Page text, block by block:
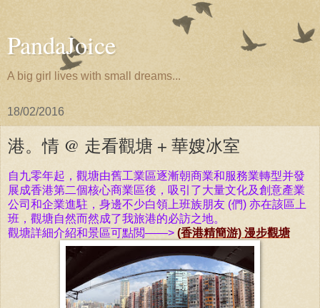
PandaJoice
A big girl lives with small dreams...
18/02/2016
港。情 @ 走看觀塘 + 華嫂冰室
自九零年起，觀塘由舊工業區逐漸朝商業和服務業轉型并發
展成香港第二個核心商業區後 ，吸引了大量文化及創意產業
公司和企業進駐 ，身邊不少白領上班族朋友 (們) 亦在該區 上
班， 觀塘自然而然成了我旅港的必訪之地。
觀塘詳細介紹和景區可點閲——> (香港精簡游) 漫步觀塘